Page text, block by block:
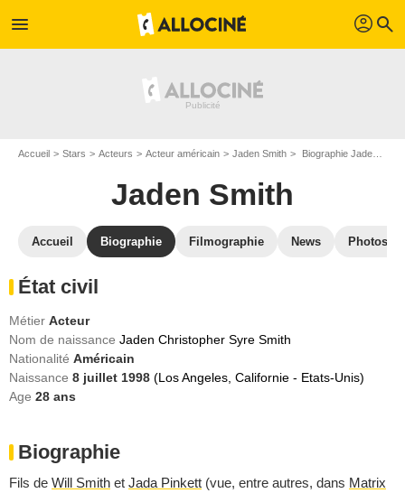
menu profil search
Accueil Stars Acteurs Acteur américain Jaden Smith Biographie Jaden Smith
Jaden Smith
Accueil Biographie Filmographie News Photos
État civil
Métier Acteur
Nom de naissance Jaden Christopher Syre Smith
Nationalité Américain
Naissance 8 juillet 1998 (Los Angeles, Californie - Etats-Unis)
Age 28 ans
Biographie
Fils de Will Smith et Jada Pinkett (vue, entre autres, dans Matrix